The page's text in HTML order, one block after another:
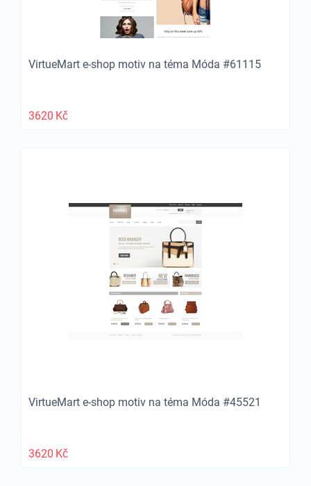
VirtueMart e-shop motiv na téma Móda #61115
3620 Kč
VirtueMart e-shop motiv na téma Móda #45521
3620 Kč